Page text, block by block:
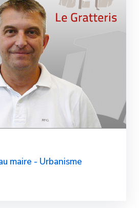
maire - Urbanisme